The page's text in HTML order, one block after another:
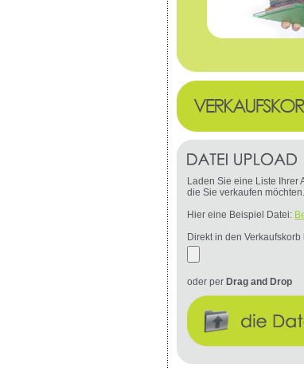
Laden Sie eine Liste Ihrer
die Sie verkaufen möchten.
Hier eine Beispiel Datei:
Direkt in den Verkaufskorb
oder per Drag and Drop